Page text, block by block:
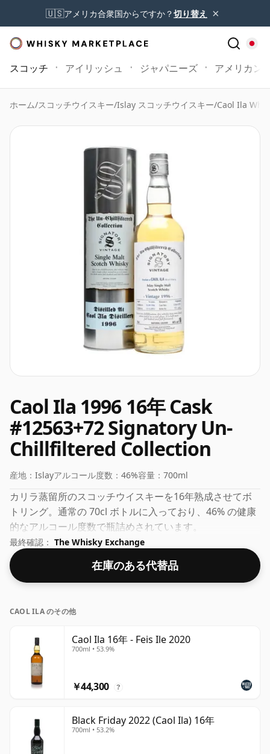
🇺🇸アメリカ合衆国からですか？切り替え ×
スコッチ アイリッシュ ジャパニーズ アメリカン
ホーム/スコッチウイスキー/Islay スコッチウイスキー/Caol Ila
Caol Ila 1996 16年 Cask
#12563+72 Signatory Un-
Chillfiltered Collection
産地： Islayアルコール度数： 46%容量： 700ml
カリラ蒸留所のスコッチウイスキーを16年熟成させてボ
トリング。通常の 70cl ボトルに入っており、46% の健康
的なアルコール度数で瓶詰めされています。
最終確認： The Whisky Exchange
在庫のある代替品
CAOL ILA のその他
Caol Ila 16年 - Feis Ile 2020
700ml • 53.9%
￥44,300 ?
Black Friday 2022 (Caol Ila) 16年
700ml • 53.2%